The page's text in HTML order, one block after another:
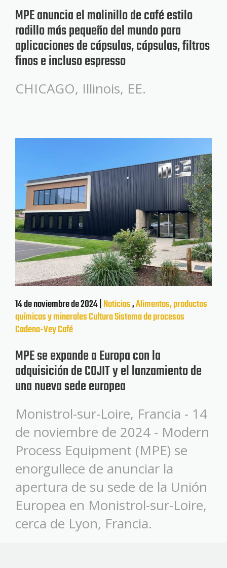
MPE anuncia el molinillo de café estilo
rodillo más pequeño del mundo para
aplicaciones de cápsulas, cápsulas, filtros
finos e incluso espresso
CHICAGO, Illinois, EE.
14 de noviembre de 2024 |Noticias,Alimentos, productos
químicos y mineralesCulturaSistema de procesos
Cadena-VeyCafé
MPE se expande a Europa con la
adquisición de COJIT y el lanzamiento de
una nueva sede europea
Monistrol-sur-Loire, Francia - 14
de noviembre de 2024 - Modern
Process Equipment (MPE) se
enorgullece de anunciar la
apertura de su sede de la Unión
Europea en Monistrol-sur-Loire,
cerca de Lyon, Francia.